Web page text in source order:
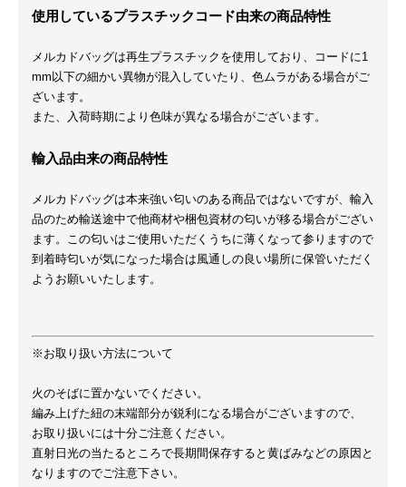
使用しているプラスチックコード由来の商品特性
メルカドバッグは再生プラスチックを使用しており、コードに1
mm以下の細かい異物が混入していたり、色ムラがある場合がご
ざいます。
また、入荷時期により色味が異なる場合がございます。
輸入品由来の商品特性
メルカドバッグは本来強い匂いのある商品ではないですが、輸入
品のため輸送途中で他商材や梱包資材の匂いが移る場合がござい
ます。この匂いはご使用いただくうちに薄くなって参りますので
到着時匂いが気になった場合は風通しの良い場所に保管いただく
ようお願いいたします。
※お取り扱い方法について
火のそばに置かないでください。
編み上げた紐の末端部分が鋭利になる場合がございますので、
お取り扱いには十分ご注意ください。
直射日光の当たるところで長期間保存すると黄ばみなどの原因と
なりますのでご注意下さい。